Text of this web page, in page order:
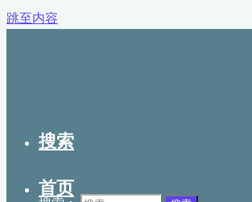
跳至内容
搜索
首页